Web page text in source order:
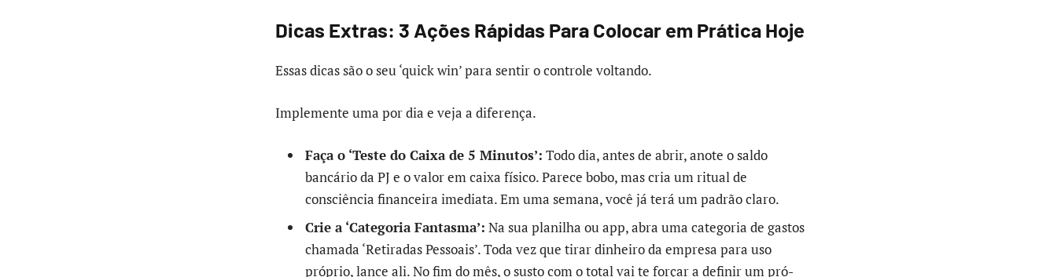
Dicas Extras: 3 Ações Rápidas Para Colocar em Prática Hoje
Essas dicas são o seu ‘quick win’ para sentir o controle voltando.
Implemente uma por dia e veja a diferença.
Faça o ‘Teste do Caixa de 5 Minutos’: Todo dia, antes de abrir, anote o saldo
bancário da PJ e o valor em caixa físico. Parece bobo, mas cria um ritual de
consciência financeira imediata. Em uma semana, você já terá um padrão claro.
Crie a ‘Categoria Fantasma’: Na sua planilha ou app, abra uma categoria de gastos
chamada ‘Retiradas Pessoais’. Toda vez que tirar dinheiro da empresa para uso
próprio, lance ali. No fim do mês, o susto com o total vai te forçar a definir um pró-